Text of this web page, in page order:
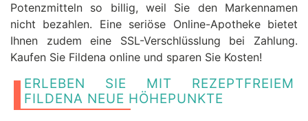
Potenzmitteln so billig, weil Sie den Markennamen
nicht bezahlen. Eine seriöse Online-Apotheke bietet
Ihnen zudem eine SSL-Verschlüsslung bei Zahlung.
Kaufen Sie Fildena online und sparen Sie Kosten!
ERLEBEN SIE MIT REZEPTFREIEM
FILDENA NEUE HÖHEPUNKTE